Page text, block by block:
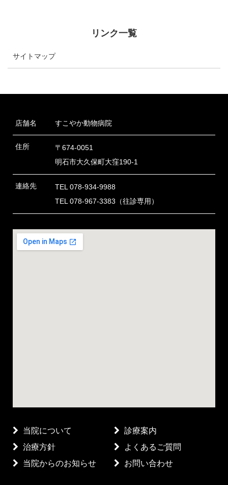
リンク一覧
サイトマップ
店舗名 すこやか動物病院
住所
〒674-0051
明石市大久保町大窪190-1
連絡先
TEL 078-934-9988
TEL 078-967-3383 （往診専用）
当院について
診療案内
治療方針
よくあるご質問
当院からのお知らせ
お問い合わせ